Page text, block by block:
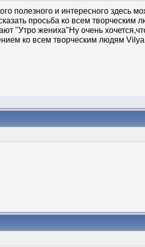
полезного и интересного здесь
просьба ко всем творческим
"Утро жениха"Ну очень
ко всем творческим людям